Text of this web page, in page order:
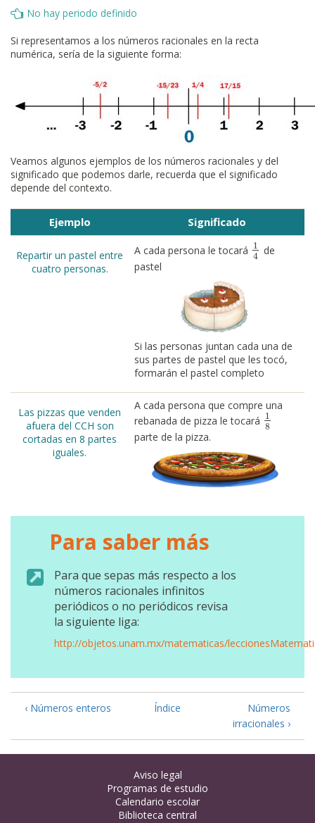
No hay periodo definido
Si representamos a los números racionales en la recta
numérica, sería de la siguiente forma:
Veamos algunos ejemplos de los números racionales y del
significado que podemos darle, recuerda que el significado
depende del contexto.
Ejemplo Significado
Repartir un pastel entre
cuatro personas.
A cada persona le tocará 1
4
14 de
pastel
Si las personas juntan cada una de
sus partes de pastel que les tocó,
formarán el pastel completo
Las pizzas que venden
afuera del CCH son
cortadas en 8 partes
iguales.
A cada persona que compre una
rebanada de pizza le tocará 1
8
18
parte de la pizza.
Para saber más
Para que sepas más respecto a los
números racionales infinitos
periódicos o no periódicos revisa
la siguiente liga:
http://objetos.unam.mx/matematicas/
‹ Números enteros Índice
Números
irracionales ›
Aviso legal
Programas de estudio
Calendario escolar
Biblioteca central